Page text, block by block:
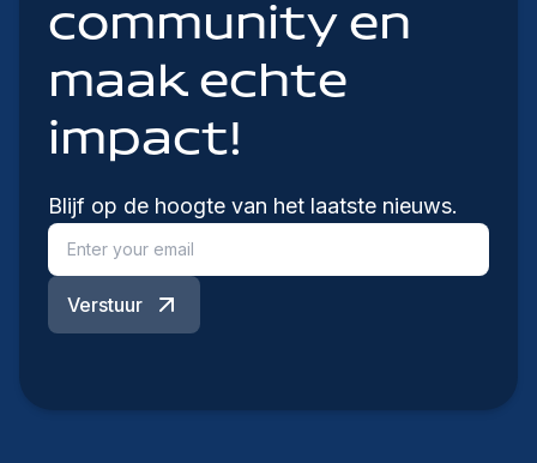
community en
maak echte
impact!
Blijf op de hoogte van het laatste nieuws.
Verstuur